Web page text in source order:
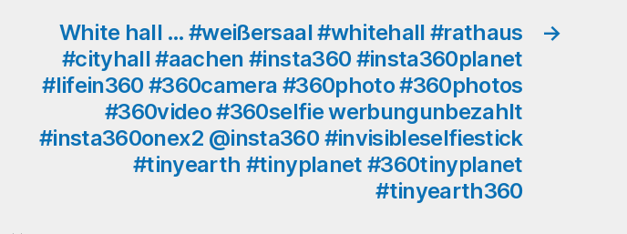
#360video
#360selfie
werbungunbezahlt
#insta360onex2
@insta360
#invisibleselfiestick
#tinyearth
#tinyplanet
→
White hall … #weißersaal #whitehall #rathaus
#cityhall #aachen #insta360 #insta360planet
#lifein360 #360camera #360photo #360photos
#360video #360selfie werbungunbezahlt
#insta360onex2 @insta360 #invisibleselfiestick
#tinyearth #tinyplanet #360tinyplanet
#tinyearth360